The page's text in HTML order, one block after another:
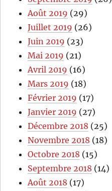
Août 2019 (29)
Juillet 2019 (26)
Juin 2019 (23)
Mai 2019 (21)
Avril 2019 (16)
Mars 2019 (18)
Février 2019 (17)
Janvier 2019 (27)
Décembre 2018 (25)
Novembre 2018 (18)
Octobre 2018 (15)
Septembre 2018 (14)
Août 2018 (17)